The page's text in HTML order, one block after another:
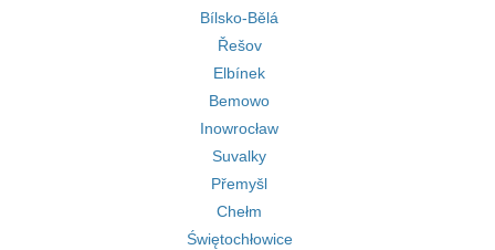
Bílsko-Bělá
Řešov
Elbínek
Bemowo
Inowrocław
Suvalky
Přemyšl
Chełm
Świętochłowice